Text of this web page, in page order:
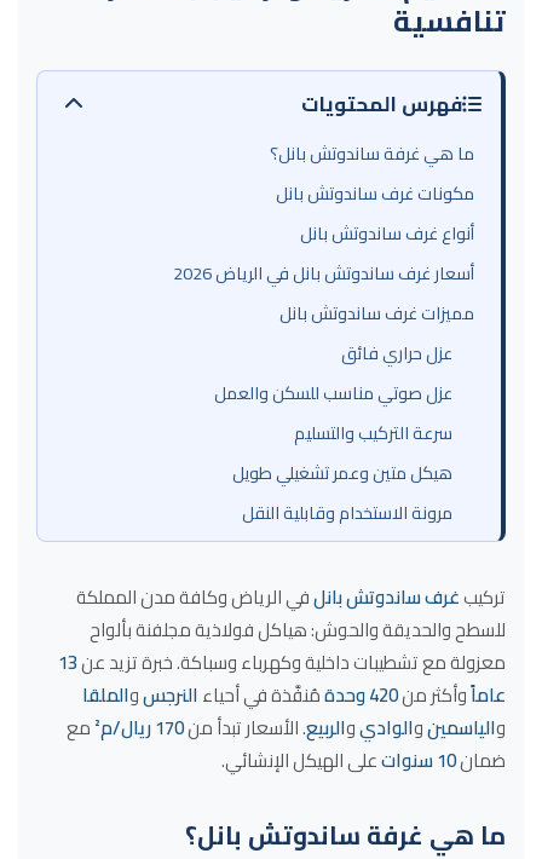
تنافسية
فهرس المحتويات
ما هي غرفة ساندوتش بانل؟
مكونات غرف ساندوتش بانل
أنواع غرف ساندوتش بانل
أسعار غرف ساندوتش بانل في الرياض 2026
مميزات غرف ساندوتش بانل
عزل حراري فائق
عزل صوتي مناسب للسكن والعمل
سرعة التركيب والتسليم
هيكل متين وعمر تشغيلي طويل
مرونة الاستخدام وقابلية النقل
تركيب غرف ساندوتش بانل بالخطوات
المرحلة الأولى: التخطيط والتصميم (يوم إلى يومين)
المرحلة الثانية: تجهيز القاعدة (يوم)
المرحلة الثالثة: تركيب الهيكل والألواح (يومان)
المرحلة الرابعة: التشطيبات والأنظمة (يوم إلى يومين)
عيوب غرف ساندوتش بانل وحلولها
أخطاء التركيب الشائعة وكيف نتجنّبها
تركيبغرف ساندوتش بانلفي الرياض وكافة مدن المملكة
للسطح والحديقة والحوش: هياكل فولاذية مجلفنة بألواح
معزولة مع تشطيبات داخلية وكهرباء وسباكة. خبرة تزيد عن13
عاماًوأكثر من420 وحدة مُنفَّذة في أحياءالنرجسوالملقا
والياسمينوالواديوالربيع. الأسعار تبدأ من170 ريال/م²
مع
ضمان10 سنوات على الهيكل الإنشائي.
ما هي غرفة ساندوتش بانل؟